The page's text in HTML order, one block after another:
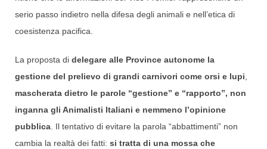
serio passo indietro nella difesa degli animali e nell’etica di
coesistenza pacifica.
La proposta di delegare alle Province autonome la
gestione del prelievo di grandi carnivori come orsi e lupi,
mascherata dietro le parole “gestione” e “rapporto”, non
inganna gli Animalisti Italiani e nemmeno l’opinione
pubblica. Il tentativo di evitare la parola “abbattimenti” non
cambia la realtà dei fatti: si tratta di una mossa che